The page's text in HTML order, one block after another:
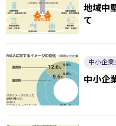
地域中
て
中小企
中小企